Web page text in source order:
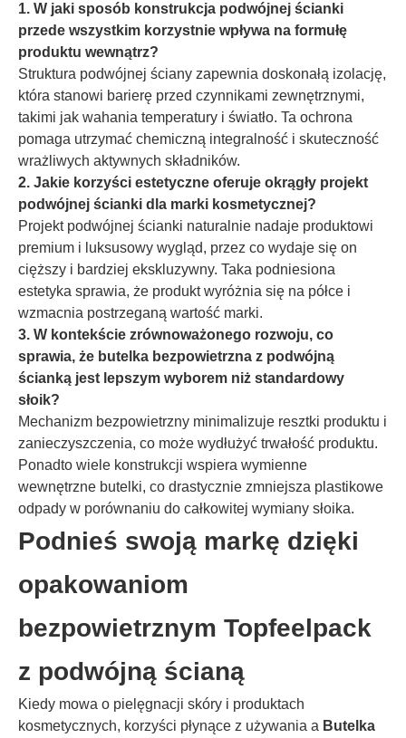
1. W jaki sposób konstrukcja podwójnej ścianki
przede wszystkim korzystnie wpływa na formułę
produktu wewnątrz?
Struktura podwójnej ściany zapewnia doskonałą izolację,
która stanowi barierę przed czynnikami zewnętrznymi,
takimi jak wahania temperatury i światło. Ta ochrona
pomaga utrzymać chemiczną integralność i skuteczność
wrażliwych aktywnych składników.
2. Jakie korzyści estetyczne oferuje okrągły projekt
podwójnej ścianki dla marki kosmetycznej?
Projekt podwójnej ścianki naturalnie nadaje produktowi
premium i luksusowy wygląd, przez co wydaje się on
cięższy i bardziej ekskluzywny. Taka podniesiona
estetyka sprawia, że produkt wyróżnia się na półce i
wzmacnia postrzeganą wartość marki.
3. W kontekście zrównoważonego rozwoju, co
sprawia, że butelka bezpowietrzna z podwójną
ścianką jest lepszym wyborem niż standardowy
słoik?
Mechanizm bezpowietrzny minimalizuje resztki produktu i
zanieczyszczenia, co może wydłużyć trwałość produktu.
Ponadto wiele konstrukcji wspiera wymienne
wewnętrzne butelki, co drastycznie zmniejsza plastikowe
odpady w porównaniu do całkowitej wymiany słoika.
Podnieś swoją markę dzięki
opakowaniom
bezpowietrznym Topfeelpack
z podwójną ścianą
Kiedy mowa o pielęgnacji skóry i produktach
kosmetycznych, korzyści płynące z używania a Butelka